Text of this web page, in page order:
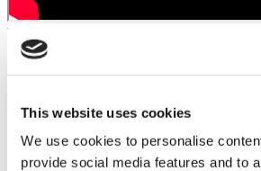
This website uses cookies
We use cookies to personalise
provide social media features and to
Videoclipurile pacienților Flymedi
Destinații(1 Selectați opțiuni)
Germania (2)
Înapoi Regiuni
Bavaria(1) Berlin (1)